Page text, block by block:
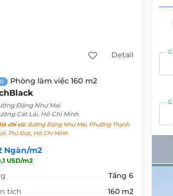
Detail
Phòng làm việc 160 m2
Đặng Như Mai
Cát Lái, Hồ Chí Minh
chỉ cũ:đường Đặng Như Mai, Phường Thạnh
Thủ Đức, Hồ Chí Minh
Ngàn/m2
USD/m2
Tầng 6
tích
160 m2